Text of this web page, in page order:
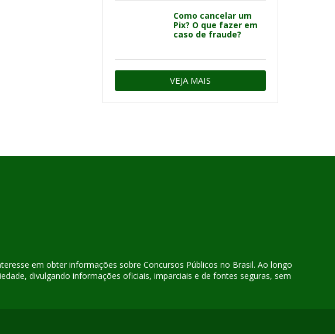
Como cancelar um
Pix? O que fazer em
caso de fraude?
VEJA MAIS
em obter informações sobre Concursos Públicos no Brasil. Ao longo
divulgando informações oficiais, imparciais e de fontes seguras, sem